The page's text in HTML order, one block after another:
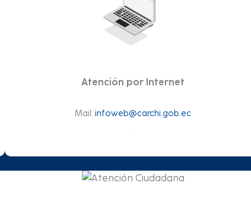
Atención por Internet
Mail: infoweb@carchi.gob.ec
.